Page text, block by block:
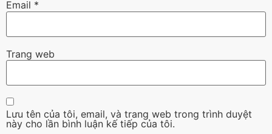
Email *
Trang web
Lưu tên của tôi, email, và trang web trong trình duyệt
này cho lần bình luận kế tiếp của tôi.